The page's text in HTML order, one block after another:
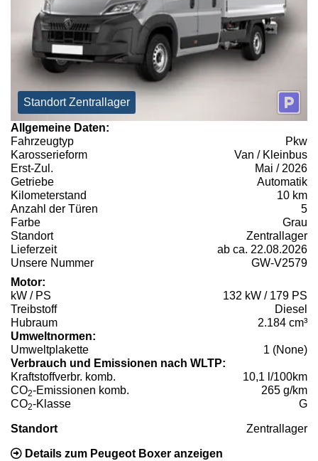
Standort Zentrallager
Allgemeine Daten:
Fahrzeugtyp
Pkw
Karosserieform
Van / Kleinbus
Erst-Zul.
Mai / 2026
Getriebe
Automatik
Kilometerstand
10 km
Anzahl der Türen
5
Farbe
Grau
Standort
Zentrallager
Lieferzeit
ab ca. 22.08.2026
Unsere Nummer
GW-V2579
Motor:
kW / PS
132 kW / 179 PS
Treibstoff
Diesel
Hubraum
2.184 cm³
Umweltnormen:
Umweltplakette
1 (None)
Verbrauch und Emissionen nach WLTP:
Kraftstoffverbr. komb.
10,1 l/100km
CO2-Emissionen komb.
265 g/km
CO2-Klasse G
Standort Zentrallager
Details zum Peugeot Boxer anzeigen